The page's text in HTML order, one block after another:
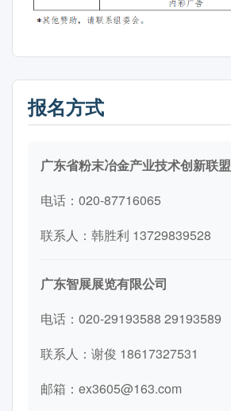
报名方式
广东省粉末冶金产业技术创新联盟
电话：020-87716065
联系人：韩胜利 13729839528
广东智展展览有限公司
电话：020-29193588 29193589
联系人：谢俊 18617327531
邮箱：ex3605@163.com